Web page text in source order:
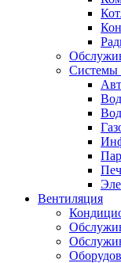
Системы
Вентиляция